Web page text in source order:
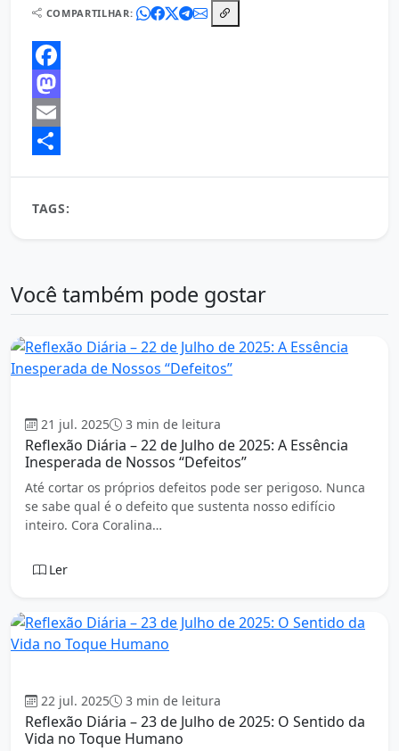
COMPARTILHAR:
Facebook
Mastodon
Email
TAGS:
Você também pode gostar
21 jul. 2025 3 min de leitura
Reflexão Diária – 22 de Julho de 2025: A Essência
Inesperada de Nossos “Defeitos”
Até cortar os próprios defeitos pode ser perigoso. Nunca
se sabe qual é o defeito que sustenta nosso edifício
inteiro. Cora Coralina…
Ler
22 jul. 2025 3 min de leitura
Reflexão Diária – 23 de Julho de 2025: O Sentido da
Vida no Toque Humano